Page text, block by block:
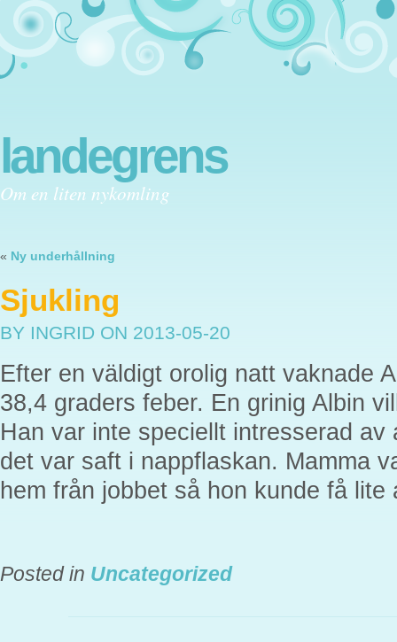
landegrens
Om en liten nykomling
« Ny underhållning
Sjukling
BY INGRID ON 2013-05-20
Efter en väldigt orolig natt vaknade
38,4 graders feber. En grinig Albin
Han var inte speciellt intresserad
det var saft i nappflaskan. Mamma
hem från jobbet så hon kunde få lite
Posted in Uncategorized